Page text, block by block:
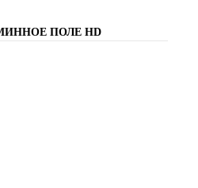
МИННОЕ ПОЛЕ HD